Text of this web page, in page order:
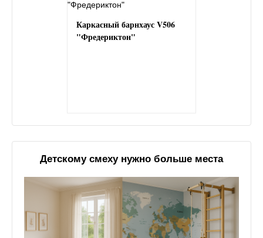
Каркасный барнхаус V506
"Фредериктон"
Детскому смеху нужно больше места